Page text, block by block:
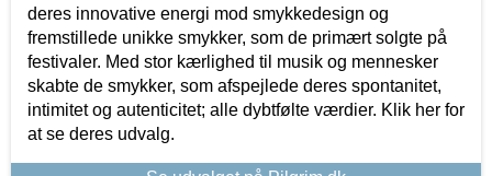
deres innovative energi mod smykkedesign og
fremstillede unikke smykker, som de primært solgte på
festivaler. Med stor kærlighed til musik og mennesker
skabte de smykker, som afspejlede deres spontanitet,
intimitet og autenticitet; alle dybtfølte værdier. Klik her for
at se deres udvalg.